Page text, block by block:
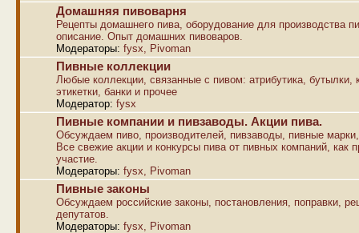
Домашняя пивоварня
Рецепты домашнего пива, оборудование для производства
описание. Опыт домашних пивоваров.
Модераторы: fysx Pivoman
Пивные коллекции
Любые коллекции, связанные с пивом: атрибутика, бутылки,
этикетки, банки и прочее
Модератор: fysx
Пивные компании и пивзаводы. Акции пива.
Обсуждаем пиво, производителей, пивзаводы, пивные
Все свежие акции и конкурсы пива от пивных компаний, как
участие.
Модераторы: fysx Pivoman
Пивные законы
Обсуждаем российские законы, постановления, поправки,
депутатов.
Модераторы: fysx Pivoman